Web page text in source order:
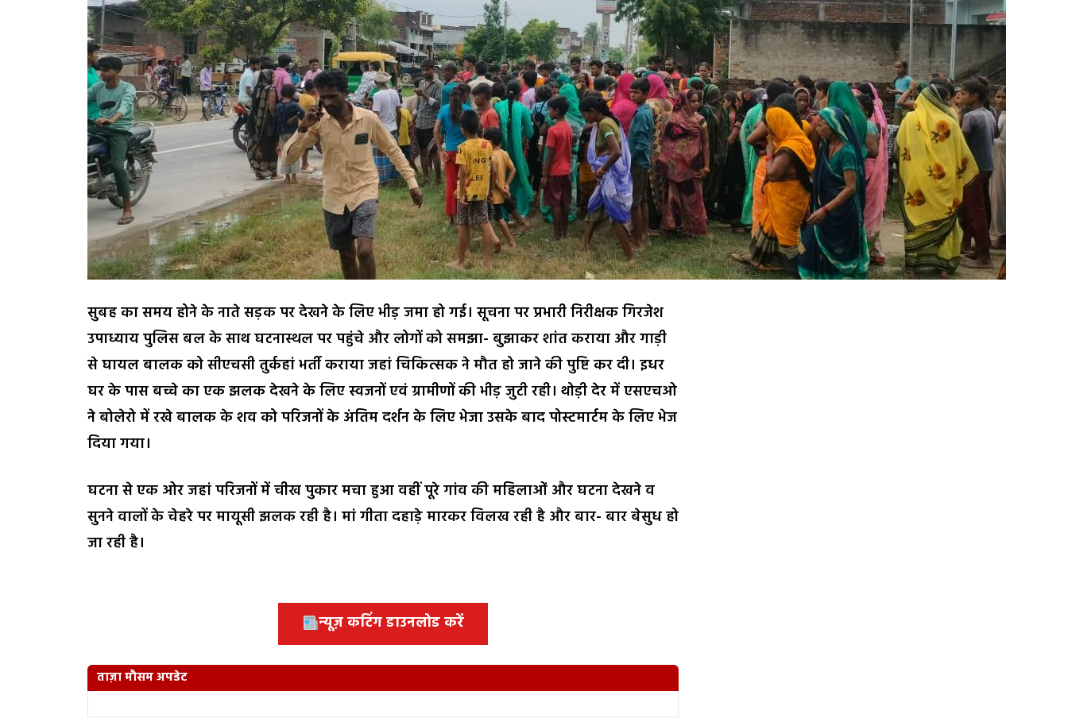
सुबह का समय होने के नाते सड़क पर देखने के लिए भीड़ जमा हो गई। सूचना पर प्रभारी निरीक्षक गिरजेश
उपाध्याय पुलिस बल के साथ घटनास्थल पर पहुंचे और लोगों को समझा- बुझाकर शांत कराया और गाड़ी
से घायल बालक को सीएचसी तुर्कहां भर्ती कराया जहां चिकित्सक ने मौत हो जाने की पुष्टि कर दी। इधर
घर के पास बच्चे का एक झलक देखने के लिए स्वजनों एवं ग्रामीणों की भीड़ जुटी रही। थोड़ी देर में एसएचओ
ने बोलेरो में रखे बालक के शव को परिजनों के अंतिम दर्शन के लिए भेजा उसके बाद पोस्टमार्टम के लिए भेज
दिया गया।
घटना से एक ओर जहां परिजनों में चीख पुकार मचा हुआ वहीं पूरे गांव की महिलाओं और घटना देखने व
सुनने वालों के चेहरे पर मायूसी झलक रही है। मां गीता दहाड़े मारकर विलख रही है और बार- बार बेसुध हो
जा रही है।
न्यूज़ कटिंग डाउनलोड करें
ताज़ा मौसम अपडेट